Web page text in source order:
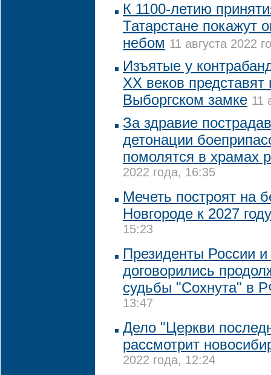
К 1100-летию
Татарстане покажут
небом 11 августа 2022
Изъятые у
XX веков
Выборгском замке 11
За здравие
детонации
помолятся в храмах
2022 года, 16:35
Мечеть построят на
Новгороде к 2027 году
15:23
Президенты России
договорились
судьбы "Сохнута" в
13:47
Дело "Церкви
рассмотрит
2022 года, 12:24